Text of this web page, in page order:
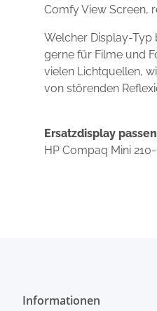
Comfy View Screen,
Welcher Display-Typ
gerne für Filme und
vielen Lichtquellen,
von störenden
Ersatzdisplay
HP Compaq Mini 210-
Informationen